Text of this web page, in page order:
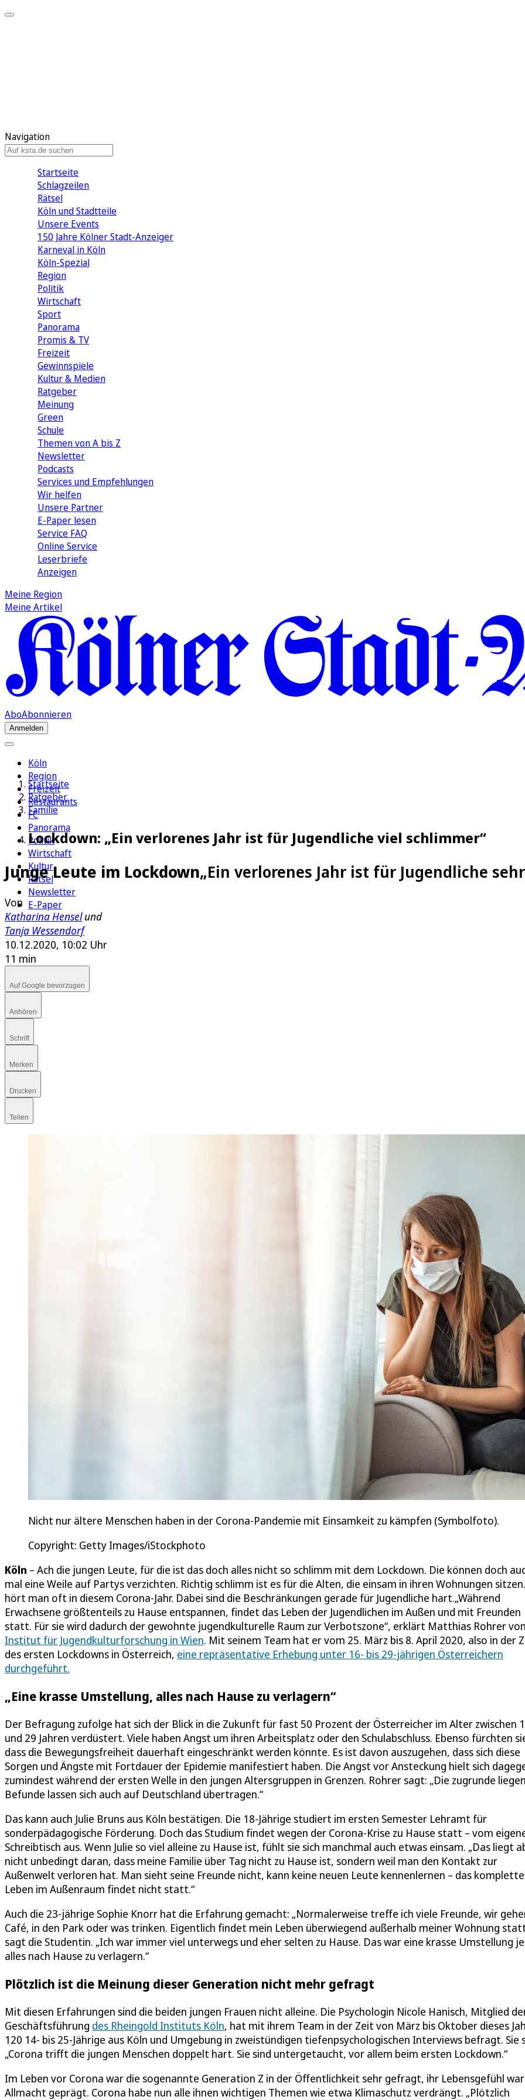
Navigation
Startseite
Schlagzeilen
Rätsel
Köln und Stadtteile
Unsere Events
150 Jahre Kölner Stadt-Anzeiger
Karneval in Köln
Köln-Spezial
Region
Politik
Wirtschaft
Sport
Panorama
Promis & TV
Freizeit
Gewinnspiele
Kultur & Medien
Ratgeber
Meinung
Green
Schule
Themen von A bis Z
Newsletter
Podcasts
Services und Empfehlungen
Wir helfen
Unsere Partner
E-Paper lesen
Service FAQ
Online Service
Leserbriefe
Anzeigen
Meine Region
Meine Artikel
AboAbonnieren
Anmelden
Köln
Region
Freizeit
Restaurants
FC
Panorama
Politik
Wirtschaft
Kultur
Rätsel
Newsletter
E-Paper
Startseite
Ratgeber
Familie
Lockdown: „Ein verlorenes Jahr ist für Jugendliche viel schlimmer“
Junge Leute im Lockdown„Ein verlorenes Jahr ist für Jugendliche
Von
Katharina Henselund
Tanja Wessendorf
10.12.2020, 10:02 Uhr
11 min
Auf Google bevorzugen
Anhören
Schrift
Merken
Drucken
Teilen
Nicht nur ältere Menschen haben in der Corona-Pandemie mit Einsamkeit zu kämpfen (Symbolfoto).
Copyright: Getty Images/iStockphoto
Köln – Ach die jungen Leute, für die ist das doch alles nicht so schlimm mit dem Lockdown. Die können doch
mal eine Weile auf Partys verzichten. Richtig schlimm ist es für die Alten, die einsam in ihren Wohnungen
hört man oft in diesem Corona-Jahr. Dabei sind die Beschränkungen gerade für Jugendliche hart.„Während
Erwachsene größtenteils zu Hause entspannen, findet das Leben der Jugendlichen im Außen und mit Freunden
statt. Für sie wird dadurch der gewohnte jugendkulturelle Raum zur Verbotszone“, erklärt Matthias Rohrer
Institut für Jugendkulturforschung in Wien. Mit seinem Team hat er vom 25. März bis 8. April 2020, also in der
des ersten Lockdowns in Österreich, eine repräsentative Erhebung unter 16- bis 29-jährigen Österreichern
durchgeführt.
„Eine krasse Umstellung, alles nach Hause zu verlagern“
Der Befragung zufolge hat sich der Blick in die Zukunft für fast 50 Prozent der Österreicher im Alter zwischen
und 29 Jahren verdüstert. Viele haben Angst um ihren Arbeitsplatz oder den Schulabschluss. Ebenso fürchten
dass die Bewegungsfreiheit dauerhaft eingeschränkt werden könnte. Es ist davon auszugehen, dass sich diese
Sorgen und Ängste mit Fortdauer der Epidemie manifestiert haben. Die Angst vor Ansteckung hielt sich
zumindest während der ersten Welle in den jungen Altersgruppen in Grenzen. Rohrer sagt: „Die zugrunde
Befunde lassen sich auch auf Deutschland übertragen.“
Das kann auch Julie Bruns aus Köln bestätigen. Die 18-Jährige studiert im ersten Semester Lehramt für
sonderpädagogische Förderung. Doch das Studium findet wegen der Corona-Krise zu Hause statt – vom
Schreibtisch aus. Wenn Julie so viel alleine zu Hause ist, fühlt sie sich manchmal auch etwas einsam. „Das liegt
nicht unbedingt daran, dass meine Familie über Tag nicht zu Hause ist, sondern weil man den Kontakt zur
Außenwelt verloren hat. Man sieht seine Freunde nicht, kann keine neuen Leute kennenlernen – das komplette
Leben im Außenraum findet nicht statt.“
Auch die 23-jährige Sophie Knorr hat die Erfahrung gemacht: „Normalerweise treffe ich viele Freunde, wir
Café, in den Park oder was trinken. Eigentlich findet mein Leben überwiegend außerhalb meiner Wohnung
sagt die Studentin. „Ich war immer viel unterwegs und eher selten zu Hause. Das war eine krasse Umstellung
alles nach Hause zu verlagern.“
Plötzlich ist die Meinung dieser Generation nicht mehr gefragt
Mit diesen Erfahrungen sind die beiden jungen Frauen nicht alleine. Die Psychologin Nicole Hanisch, Mitglied
Geschäftsführung des Rheingold Instituts Köln, hat mit ihrem Team in der Zeit von März bis Oktober dieses
120 14- bis 25-Jährige aus Köln und Umgebung in zweistündigen tiefenpsychologischen Interviews befragt. Sie
„Corona trifft die jungen Menschen doppelt hart. Sie sind untergetaucht, vor allem beim ersten Lockdown.“
Im Leben vor Corona war die sogenannte Generation Z in der Öffentlichkeit sehr gefragt, ihr Lebensgefühl
Allmacht geprägt. Corona habe nun alle ihnen wichtigen Themen wie etwa Klimaschutz verdrängt. „Plötzlich